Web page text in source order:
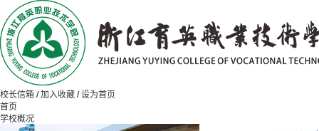
校长信箱 / 加入收藏 / 设为首页
首页
学校概况